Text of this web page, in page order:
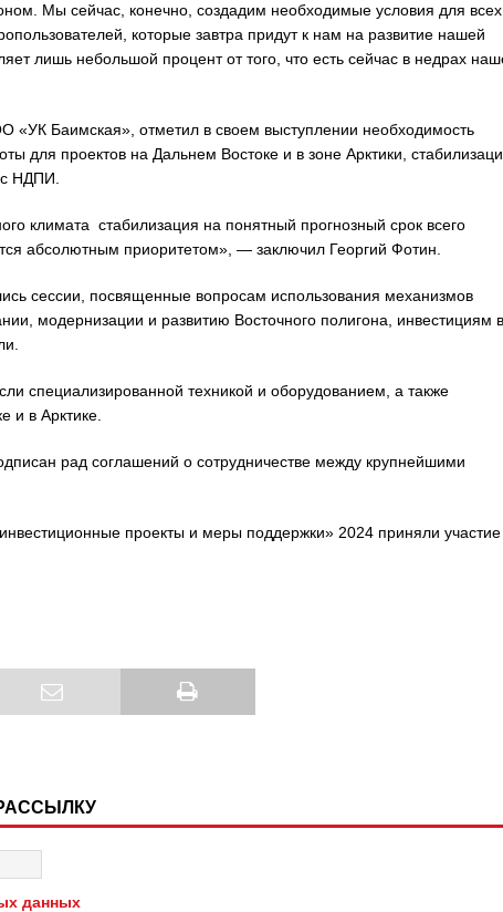
Мы сейчас, конечно, создадим необходимые условия для
которые завтра придут к нам на развитие нашей
лишь небольшой процент от того, что есть сейчас в недрах
Баимская», отметил в своем выступлении необходимость
для проектов на Дальнем Востоке и в зоне Арктики,
НДПИ.
климата стабилизация на понятный прогнозный срок всего
абсолютным приоритетом», — заключил Георгий Фотин.
сессии, посвященные вопросам использования механизмов
модернизации и развитию Восточного полигона, инвестициям в
специализированной техникой и оборудованием, а также
и в Арктике.
рад соглашений о сотрудничестве между крупнейшими
проекты и меры поддержки» 2024 приняли участие
данных